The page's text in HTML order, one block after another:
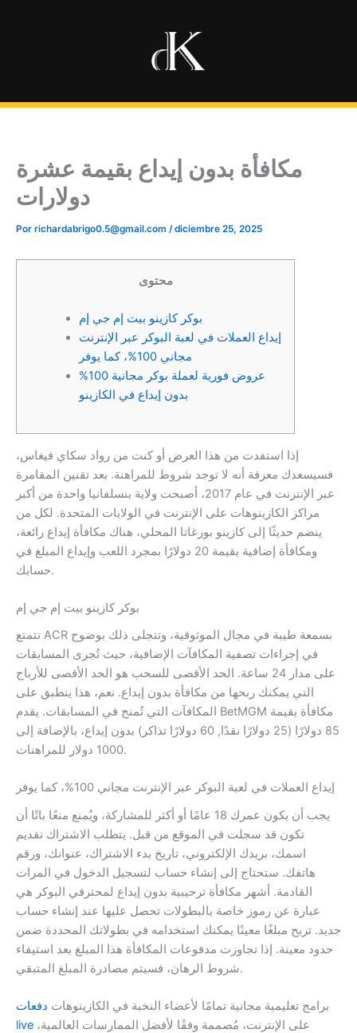
مكافأة بدون إيداع بقيمة عشرة
دولارات
Por richardabrigo0.5@gmail.com /diciembre 25, 2025
محتوى
بوكر كازينو بيت إم جي إم
إيداع العملات في لعبة البوكر عبر الإنترنت
مجاني 100%، كما يوفر
عروض فورية لعملة بوكر مجانية 100%
بدون إيداع في الكازينو
إذا استفدت من هذا العرض أو كنت من رواد سكاي فيغاس،
فسيسعدك معرفة أنه لا توجد شروط للمراهنة. بعد تقنين المقامرة
عبر الإنترنت في عام 2017، أصبحت ولاية بنسلفانيا واحدة من أكبر
مراكز الكازينوهات على الإنترنت في الولايات المتحدة. لكل من
ينضم حديثًا إلى كازينو بورغاتا المحلي، هناك مكافأة إيداع رائعة،
ومكافأة إضافية بقيمة 20 دولارًا بمجرد اللعب وإيداع المبلغ في
حسابك.
بوكر كازينو بيت إم جي إم
تتمتع ACR بسمعة طيبة في مجال الموثوقية، وتتجلى ذلك بوضوح
في إجراءات تصفية المكافآت الإضافية، حيث تُجرى المسابقات
على مدار 24 ساعة. الحد الأقصى للسحب هو الحد الأقصى للأرباح
التي يمكنك ربحها من مكافأة بدون إيداع. نعم، هذا ينطبق على
المكافآت التي تُمنح في المسابقات. يقدم BetMGM مكافأة بقيمة
85 دولارًا (25 دولارًا نقدًا, 60 دولارًا تذاكر) بدون إيداع، بالإضافة إلى
1000 دولار للمراهنات.
إيداع العملات في لعبة البوكر عبر الإنترنت مجاني 100%، كما يوفر
يجب أن يكون عمرك 18 عامًا أو أكثر للمشاركة، ويُمنع منعًا باتًا أن
تكون قد سجلت في الموقع من قبل. يتطلب الاشتراك تقديم
اسمك، بريدك الإلكتروني، تاريخ بدء الاشتراك، عنوانك، ورقم
هاتفك. ستحتاج إلى إنشاء حساب لتسجيل الدخول في المرات
القادمة. أشهر مكافأة ترحيبية بدون إيداع لمحترفي البوكر هي
عبارة عن رموز خاصة بالبطولات تحصل عليها عند إنشاء حساب
جديد. تربح مبلغًا معينًا يمكنك استخدامه في بطولاتك المحددة ضمن
حدود معينة. إذا تجاوزت مدفوعات المكافأة هذا المبلغ بعد استيفاء
شروط الرهان، فسيتم مصادرة المبلغ المتبقي.
برامج تعليمية مجانية تمامًا لأعضاء النخبة في الكازينوهات دفعات
live